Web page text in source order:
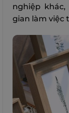
nghiệp
gian làm việc